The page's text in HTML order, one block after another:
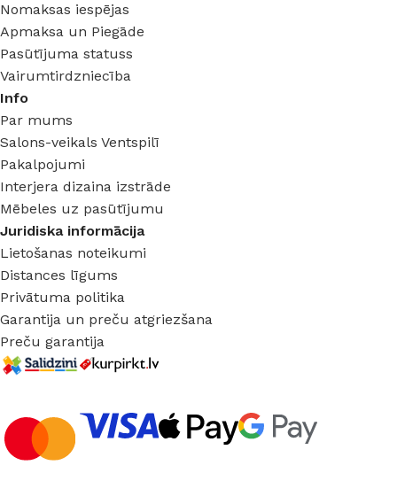
Nomaksas iespējas
Apmaksa un Piegāde
Pasūtījuma statuss
Vairumtirdzniecība
Info
Par mums
Salons-veikals Ventspilī
Pakalpojumi
Interjera dizaina izstrāde
Mēbeles uz pasūtījumu
Juridiska informācija
Lietošanas noteikumi
Distances līgums
Privātuma politika
Garantija un preču atgriezšana
Preču garantija